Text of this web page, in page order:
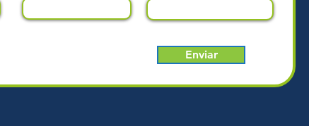
soldas nem emendas, maior
e imunes a agentes químicos ou
Enviar